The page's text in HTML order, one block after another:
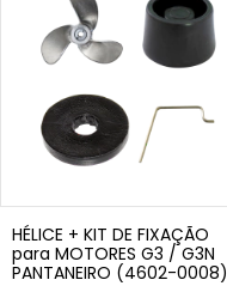
HÉLICE + KIT DE FIXAÇÃO
para MOTORES G3 / G3N
PANTANEIRO (4602-0008)